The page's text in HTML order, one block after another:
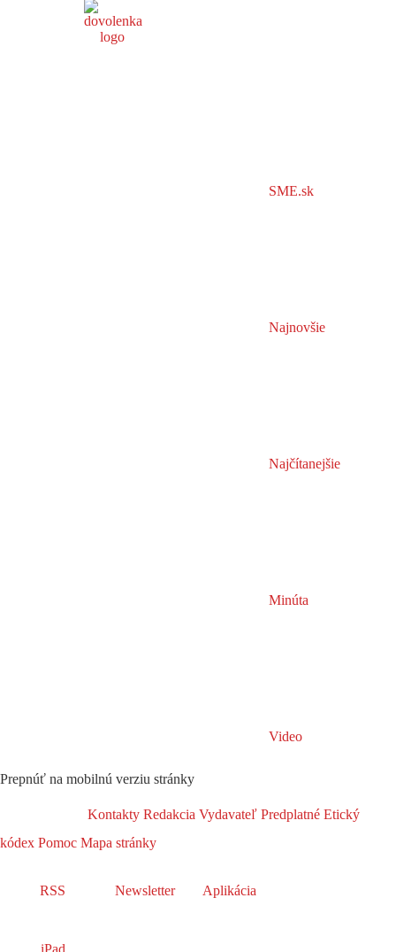
SME.sk
Najnovšie
Najčítanejšie
Minúta
Video
Prepnúť na mobilnú verziu stránky
Kontakty Redakcia Vydavateľ Predplatné Etický
kódex Pomoc Mapa stránky
RSS Newsletter Aplikácia